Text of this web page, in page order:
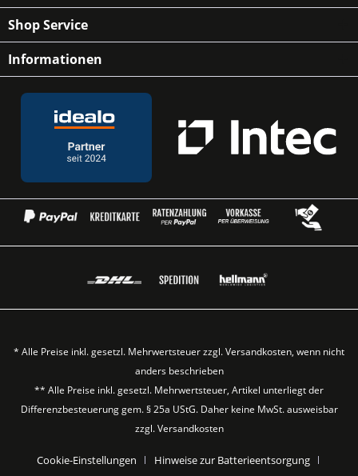
Shop Service
Informationen
* Alle Preise inkl. gesetzl. Mehrwertsteuer zzgl.Versandkosten, wenn nicht
anders beschrieben
** Alle Preise inkl. gesetzl. Mehrwertsteuer, Artikel unterliegt der
Differenzbesteuerung gem. § 25a UStG. Daher keine MwSt. ausweisbar
zzgl.Versandkosten
Cookie-Einstellungen Hinweise zur Batterieentsorgung